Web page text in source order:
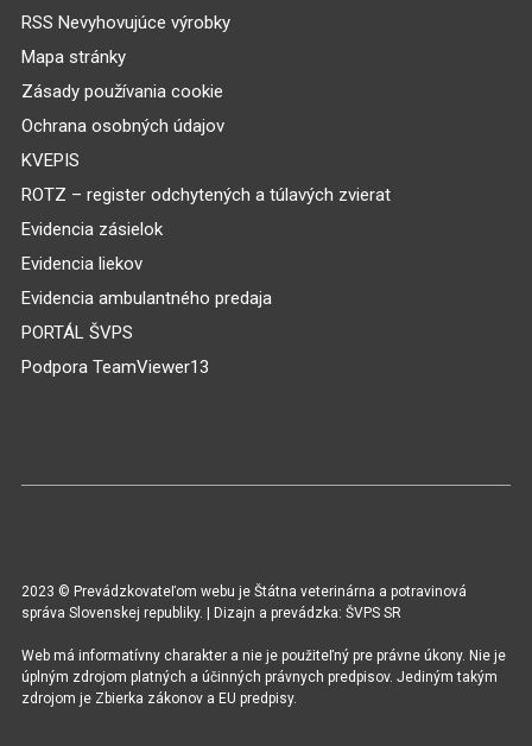
RSS Nevyhovujúce výrobky
Mapa stránky
Zásady používania cookie
Ochrana osobných údajov
KVEPIS
ROTZ – register odchytených a túlavých zvierat
Evidencia zásielok
Evidencia liekov
Evidencia ambulantného predaja
PORTÁL ŠVPS
Podpora TeamViewer13
2023 © Prevádzkovateľom webu je Štátna veterinárna a potravinová
správa Slovenskej republiky. | Dizajn a prevádzka: ŠVPS SR
Web má informatívny charakter a nie je použiteľný pre právne úkony. Nie je
úplným zdrojom platných a účinných právnych predpisov. Jediným takým
zdrojom je Zbierka zákonov a EU predpisy.